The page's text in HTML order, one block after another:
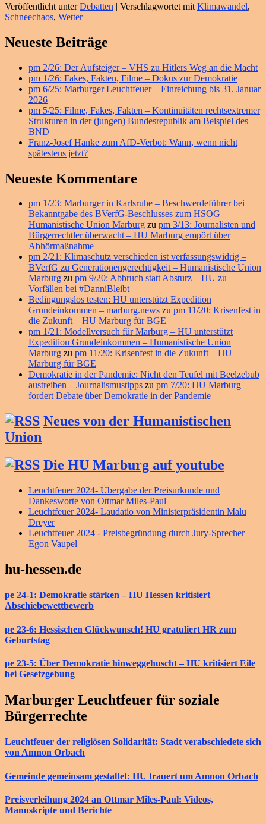
Veröffentlicht unter Debatten | Verschlagwortet mit Klimawandel,
Schneechaos, Wetter
Primärer
Widget-
Bereich
Neueste Beiträge
pm 2/26: Der Aufsteiger – VHS zu Hitlers Weg an die Macht
pm 1/26: Fakes, Fakten, Filme – Dokus zur Demokratie
pm 6/25: Marburger Leuchtfeuer – Einreichung bis 31. Januar
2026
pm 5/25: Filme, Fakes, Fakten – Kontinuitäten rechtsextremer
Strukturen in der (jungen) Bundesrepublik am Beispiel des
BND
Franz-Josef Hanke zum AfD-Verbot: Wann, wenn nicht
spätestens jetzt?
Neueste Kommentare
pm 1/23: Marburger in Karlsruhe – Beschwerdeführer bei
Bekanntgabe des BVerfG-Beschlusses zum HSOG –
Humanistische Union Marburg zu pm 3/13: Journalisten und
Bürgerrechtler überwacht – HU Marburg empört über
Abhörmaßnahme
pm 2/21: Klimaschutz verschieden ist verfassungswidrig –
BVerfG zu Generationengerechtigkeit – Humanistische Union
Marburg zu pm 9/20: Abbruch statt Absturz – HU zu
Vorfällen bei #DanniBleibt
Bedingungslos testen: HU unterstützt Expedition
Grundeinkommen – marburg.news zu pm 11/20: Krisenfest in
die Zukunft – HU Marburg für BGE
pm 1/21: Modellversuch für Marburg – HU unterstützt
Expedition Grundeinkommen – Humanistische Union
Marburg zu pm 11/20: Krisenfest in die Zukunft – HU
Marburg für BGE
Demokratie in der Pandemie: Nicht den Teufel mit Beelzebub
austreiben – Journalismustipps zu pm 7/20: HU Marburg
fordert Debate über Demokratie in der Pandemie
Neues von der Humanistischen
Union
Die HU Marburg auf youtube
Leuchtfeuer 2024- Übergabe der Preisurkunde und
Dankesworte von Ottmar Miles-Paul
Leuchtfeuer 2024- Laudatio von Ministerpräsidentin Malu
Dreyer
Leuchtfeuer 2024 - Preisbegründung durch Jury-Sprecher
Egon Vaupel
hu-hessen.de
pe 24-1: Demokratie stärken – HU Hessen kritisiert
Abschiebewettbewerb
pe 23-6: Hessischen Glückwunsch! HU gratuliert HR zum
Geburtstag
pe 23-5: Über Demokratie hinweggehuscht – HU kritisiert Eile
bei Gesetzgebung
Marburger Leuchtfeuer für soziale
Bürgerrechte
Leuchtfeuer der religiösen Solidarität: Stadt verabschiedete sich
von Amnon Orbach
Gemeinde gemeinsam gestaltet: HU trauert um Amnon Orbach
Preisverleihung 2024 an Ottmar Miles-Paul: Videos,
Manuskripte und Berichte